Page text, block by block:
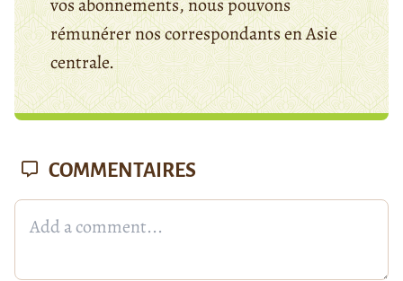
rémunérer nos correspondants en Asie
centrale.
COMMENTAIRES